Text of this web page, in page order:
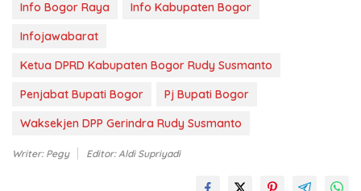
Info Bogor Raya
Info Kabupaten Bogor
Infojawabarat
Ketua DPRD Kabupaten Bogor Rudy Susmanto
Penjabat Bupati Bogor
Pj Bupati Bogor
Waksekjen DPP Gerindra Rudy Susmanto
Writer: Pegy Editor: Aldi Supriyadi